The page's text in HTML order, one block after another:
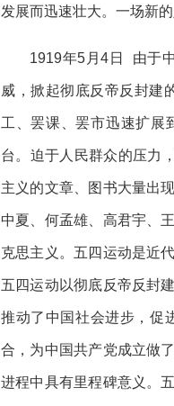
发展而迅速壮大。一场新
1919年5月4日 由于
威，掀起彻底反帝反封建
工、罢课、罢市迅速扩展
台。迫于人民群众的压力
主义的文章、图书大量出
中夏、何孟雄、高君宇、
克思主义。五四运动是近
五四运动以彻底反帝反封
推动了中国社会进步，促
合，为中国共产党成立做
进程中具有里程碑意义。